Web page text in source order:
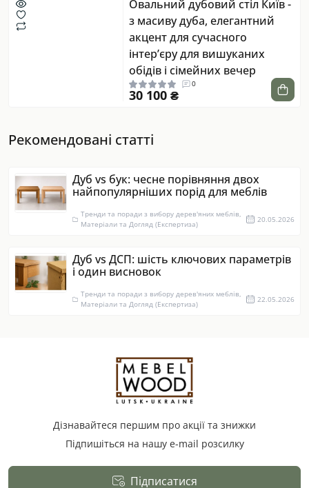
Овальний дубовий стіл Київ -
з масиву дуба, елегантний
акцент для сучасного
інтер’єру для вишуканих
обідів і сімейних вечер
0
30 100 ₴
Рекомендовані статті
Дуб vs бук: чесне порівняння двох
найпопулярніших порід для меблів
Тренди та поради з вибору дерев'яних меблів,
Матеріали та Догляд (Експертиза)
20.05.2026
Дуб vs ДСП: шість ключових параметрів
і один висновок
Тренди та поради з вибору дерев'яних меблів,
Матеріали та Догляд (Експертиза)
22.05.2026
Дізнавайтеся першим про акції та знижки
Підпишіться на нашу e-mail розсилку
Підписатися